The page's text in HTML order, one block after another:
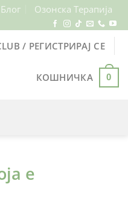
Блог Озонска Терапија
/ РЕГИСТРИРАЈ СЕ
КОШНИЧКА 0
е